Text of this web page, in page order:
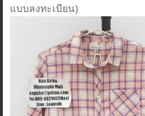
แบบลงทะเบียน)